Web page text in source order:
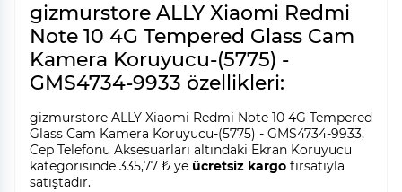
gizmurstore ALLY Xiaomi Redmi
Note 10 4G Tempered Glass Cam
Kamera Koruyucu-(5775) -
GMS4734-9933 özellikleri:
gizmurstore ALLY Xiaomi Redmi Note 10 4G Tempered
Glass Cam Kamera Koruyucu-(5775) - GMS4734-9933,
Cep Telefonu Aksesuarları altındaki Ekran Koruyucu
kategorisinde 335,77 ₺ ye ücretsiz kargo fırsatıyla
satıştadır.